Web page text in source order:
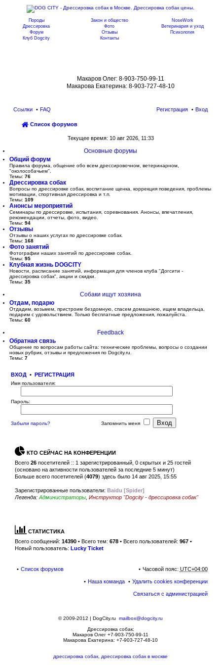
Породы Закон и общество
NoseWork
Дрессировка
Фото
Ветеринария и уход
Форум
Отзывы
Психология
Клуб Dogcity
Контакты
Макаров Олег: 8-903-750-99-11
Макарова Екатерина: 8-903-727-48-10
Ссылки FAQ Вход
Регистрация
Список форумов
Текущее время: 10 авг 2026, 11:33
Основные форумы
Общий форум
Правила форума, общение обо всем дрессировочном, ветеринарном,
"околособачьем".
Темы:76
Дрессировка собак
Вопросы по дрессировке собак, воспитание щенка, коррекция поведения, проблемы
мотивации, спортивная дрессировка и т.п.
Темы:109
Анонсы мероприятий
Семинары по дрессировке, испытания, соревнования. Анонсы, впечатления,
рекомендации, отчеты, фото, видео.
Темы:94
Отзывы
Отзывы о наших услугах по дрессировке собак.
Темы:168
Фото занятий
Фотографии наших занятий по дрессировке собак.
Темы:95
Клубная жизнь DOGCITY
Новости, расписание занятий, информация для членов клуба "Догсити -
дрессировка собак", акции и скидки.
Темы:35
Собаки ищут хозяина
Отдам, подарю
Отдадим, возьмем, пристроим бездомную, спасем домашнюю, ищем владельца,
подарим с удовольствием. Только бесплатные предложения, пожалуйста.
Темы:60
Feedback
Обратная связь
Общение по вопросам работы сайта: технические проблемы, вопросы о создании
новых рубрик, отзывы и предложения по Dogcity.ru.
Темы:7
ВХОД •РЕГИСТРАЦИЯ
Имя пользователя:
Пароль:
Забыли пароль? Запомнить меня
КТО СЕЙЧАС НА КОНФЕРЕНЦИИ
Всего26 посетителей :: 1 зарегистрированный, 0 скрытых и 25 гостей
(основано на активности пользователей за последние 5 минут)
Больше всего посетителей (4079) здесь было 14 авг 2025, 15:55
Зарегистрированные пользователи:Baidu [Spider]
Легенда:Администраторы ,Инструктор "Dogcity - дрессировка собак"
СТАТИСТИКА
Всего сообщений:14390 • Всего тем:678 • Всего пользователей:967 •
Новый пользователь:Lucky Ticket
Список форумов Часовой пояс: UTC+04:00
Удалить cookies конференции
Наша команда
Связаться с администрацией
© 2009-2012 | DogCity.ru mailbox@dogcity.ru
Дрессировка собак:
Макаров Олег +7-903-750-99-11
Макарова Екатерина: +7-903-727-48-10
дрессировка собак, дрессировка собак в москве